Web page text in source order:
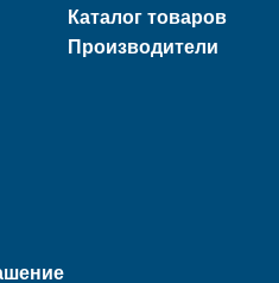
Каталог товаров
Производители